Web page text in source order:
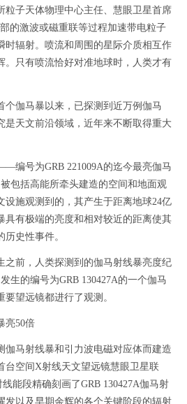
子天体物理中心主任、慧眼卫星首席
的激波或磁重联等过程加速带电粒子
时辐射。喷流和周围的星际介质相互作
。只有喷流恰好对准地球时，人类才有
伽马暴以来，已探测到近万例伽马
是天文前沿领域，近年来不断取得重大
号为GRB 221009A的迄今最亮伽马
包括高能所牵头建造的空间和地面观
设施观测到的，其产生于距离地球24亿
具有极端的亮度和相对较近的距离使其
史性事件。
前，人类探测到的伽马射线暴亮度纪
生的编号为GRB 130427A的一个伽马
望远镜都进行了观测。
50倍
马射线暴和引力波电磁对应体而建造
台空间X射线天文望远镜慧眼卫星联
能段精确刻画了GRB 130427A伽马射
发以及早期余辉的各个关键阶段的辐射